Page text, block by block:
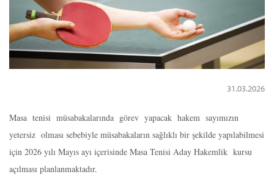
31.03.2026
Masa tenisi müsabakalarında görev yapacak hakem sayımızın
yetersiz olması sebebiyle müsabakaların sağlıklı bir şekilde yapılabilmesi
için 2026 yılı Mayıs ayı içerisinde Masa Tenisi Aday Hakemlik kursu
açılması planlanmaktadır.
Kredi/Yurt E-